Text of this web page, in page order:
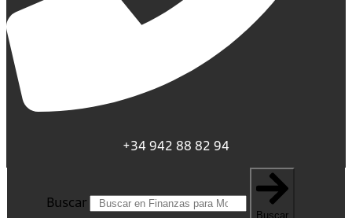
+34 942 88 82 94
Buscar
Buscar